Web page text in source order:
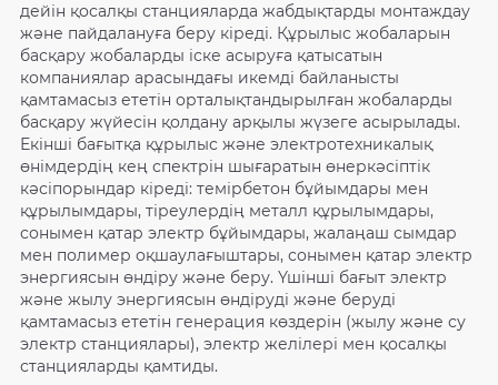
дейін қосалқы станцияларда жабдықтарды монтаждау
және пайдалануға беру кіреді. Құрылыс жобаларын
басқару жобаларды іске асыруға қатысатын
компаниялар арасындағы икемді байланысты
қамтамасыз ететін орталықтандырылған жобаларды
басқару жүйесін қолдану арқылы жүзеге асырылады.
Екінші бағытқа құрылыс және электротехникалық
өнімдердің кең спектрін шығаратын өнеркәсіптік
кәсіпорындар кіреді: темірбетон бұйымдары мен
құрылымдары, тіреулердің металл құрылымдары,
сонымен қатар электр бұйымдары, жалаңаш сымдар
мен полимер оқшаулағыштары, сонымен қатар электр
энергиясын өндіру және беру. Үшінші бағыт электр
және жылу энергиясын өндіруді және беруді
қамтамасыз ететін генерация көздерін (жылу және су
электр станциялары), электр желілері мен қосалқы
станцияларды қамтиды.